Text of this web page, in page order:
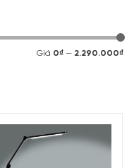
Giá 0₫ — 2.290.000₫